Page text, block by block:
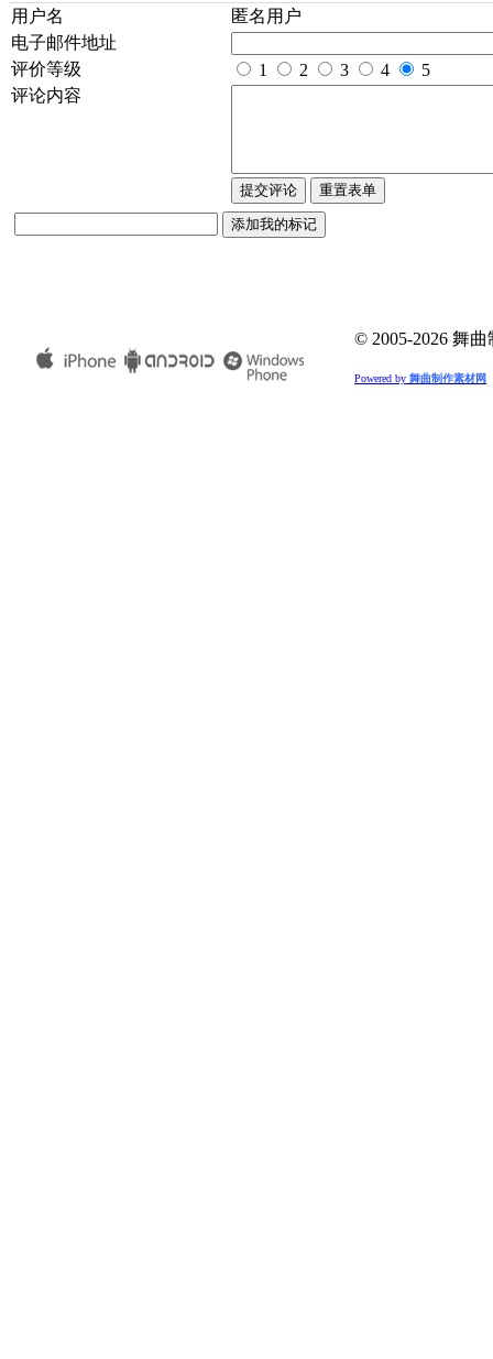
用户名
匿名用户
电子邮件地址
评价等级
1 2 3 4
5
评论内容
© 2005-2026 舞
Powered by 舞曲制作素材网